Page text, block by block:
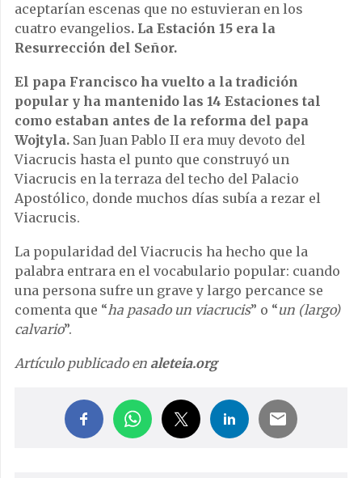
aceptarían escenas que no estuvieran en los
cuatro evangelios. La Estación 15 era la
Resurrección del Señor.
El papa Francisco ha vuelto a la tradición
popular y ha mantenido las 14 Estaciones tal
como estaban antes de la reforma del papa
Wojtyla. San Juan Pablo II era muy devoto del
Viacrucis hasta el punto que construyó un
Viacrucis en la terraza del techo del Palacio
Apostólico, donde muchos días subía a rezar el
Viacrucis.
La popularidad del Viacrucis ha hecho que la
palabra entrara en el vocabulario popular: cuando
una persona sufre un grave y largo percance se
comenta que “ha pasado un viacrucis” o “un (largo)
calvario”.
Artículo publicado en aleteia.org